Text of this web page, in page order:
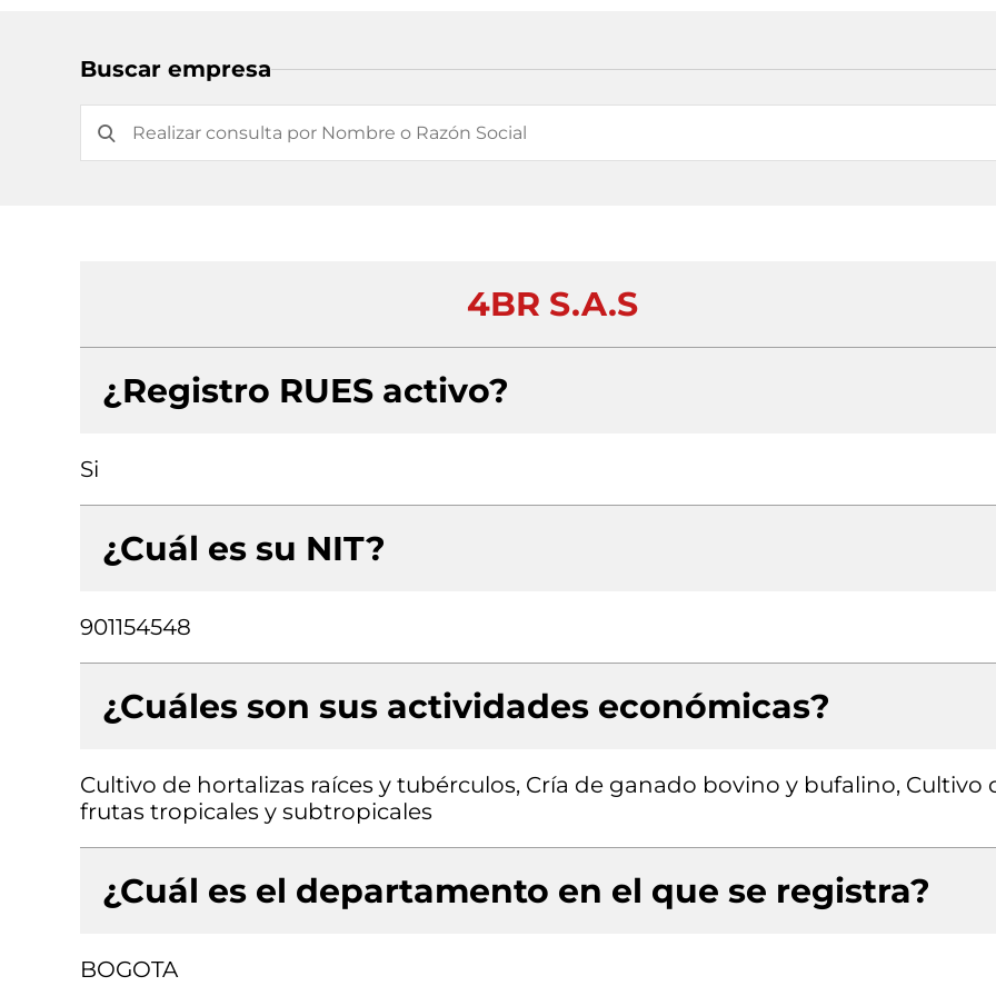
Buscar empresa
4BR S.A.S
¿Registro RUES activo?
Si
¿Cuál es su NIT?
901154548
¿Cuáles son sus actividades económicas?
Cultivo de hortalizas raíces y tubérculos, Cría de ganado bovino y bufalino, Cultivo
frutas tropicales y subtropicales
¿Cuál es el departamento en el que se registra?
BOGOTA